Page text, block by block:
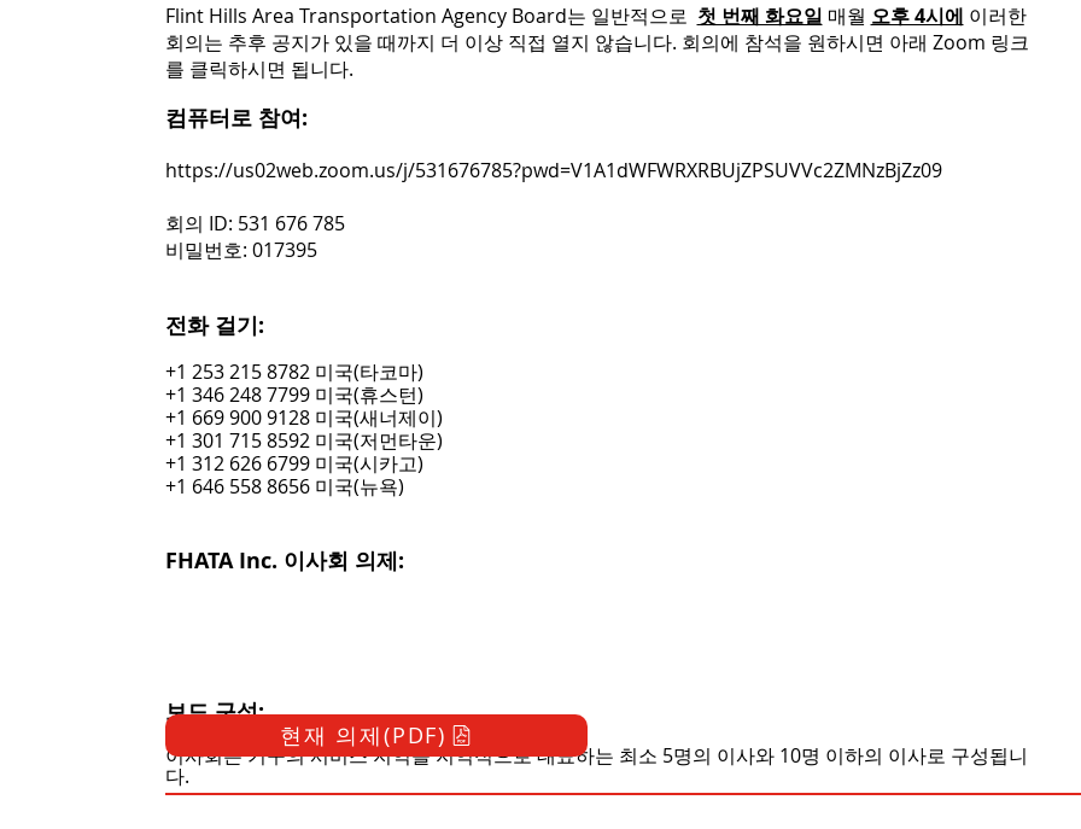
Flint Hills Area Transportation Agency Board는 일반적으로 첫 번째 화요일 매월 오후 4시에 이러한
회의는 추후 공지가 있을 때까지 더 이상 직접 열지 않습니다. 회의에 참석을 원하시면 아래 Zoom 링크
를 클릭하시면 됩니다.
컴퓨터로 참여:
https://us02web.zoom.us/j/531676785?pwd=V1A1dWFWRXRBUjZPSUVVc2ZMNzBjZz09
회의 ID: 531 676 785
비밀번호: 017395
전화 걸기:
+1 253 215 8782 미국(타코마)
+1 346 248 7799 미국(휴스턴)
+1 669 900 9128 미국(새너제이)
+1 301 715 8592 미국(저먼타운)
+1 312 626 6799 미국(시카고)
+1 646 558 8656 미국(뉴욕)
FHATA Inc. 이사회 의제:
보드 구성:
이사회는 기구의 서비스 지역을 지역적으로 대표하는 최소 5명의 이사와 10명 이하의 이사로 구성됩니
다.
현재 의제(PDF)